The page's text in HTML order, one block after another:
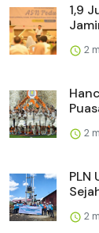
1,9
2
2
PLN
2